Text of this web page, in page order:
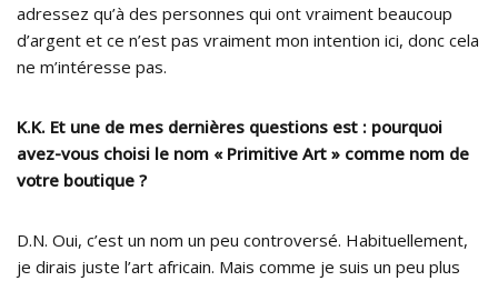
adressez qu’à des personnes qui ont vraiment beaucoup
d’argent et ce n’est pas vraiment mon intention ici, donc cela
ne m’intéresse pas.
K.K. Et une de mes dernières questions est : pourquoi
avez-vous choisi le nom « Primitive Art » comme nom de
votre boutique ?
D.N. Oui, c’est un nom un peu controversé. Habituellement,
je dirais juste l’art africain. Mais comme je suis un peu plus